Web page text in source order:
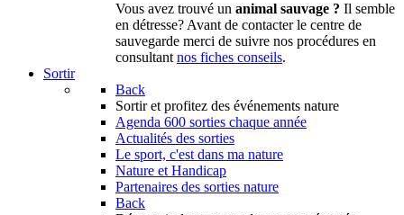
Vous avez trouvé un animal sauvage ? Il semble
en détresse? Avant de contacter le centre de
sauvegarde merci de suivre nos procédures en
consultant nos fiches conseils.
Sortir
Back
Sortir et profitez des événements nature
Agenda 600 sorties chaque année
Actualités des sorties
Le sport, c'est dans ma nature
Nature et Handicap
Partenaires des sorties nature
Back